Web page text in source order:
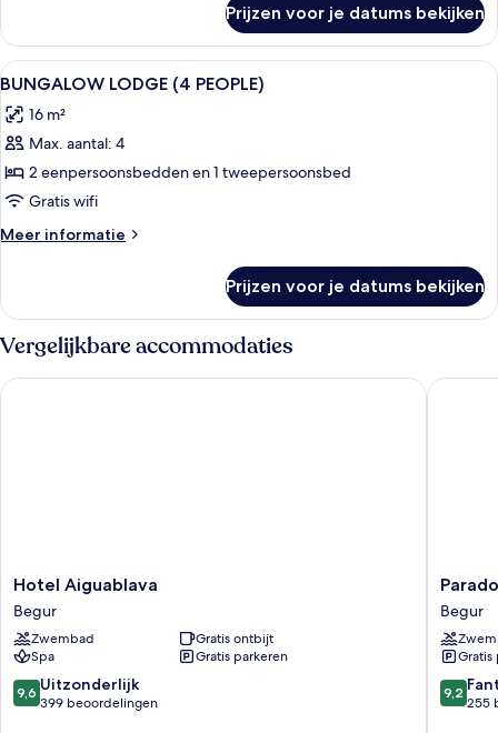
FAMILY
LODGE
(5
Prijzen voor je datums bekijken
Alle
foto's
voor
BUNGALOW
LODGE
(4
PEOPLE)
laden
Luxe beddengoed, donzen
4
BUNGALOW LODGE (4 PEOPLE)
16 m²
Max. aantal: 4
2 eenpersoonsbedden en 1 tweepersoonsbed
Gratis wifi
Meer informatie
Meer
LODGE
PEOPLE)
Prijzen voor je datums bekijken
Vergelijkbare accommodaties
Hotel
Aiguablava
Begur
Hotel Aiguablava
Begur
Zwembad
Gratis ontbijt
Spa
Gratis parkeren
9.6
van
9,6 Uitzonderlijk
399 beoordelingen
Hotel Aiguablava
Parador
de
Begur
Begur
Gratis
9.2
van
9,2
255
Parador